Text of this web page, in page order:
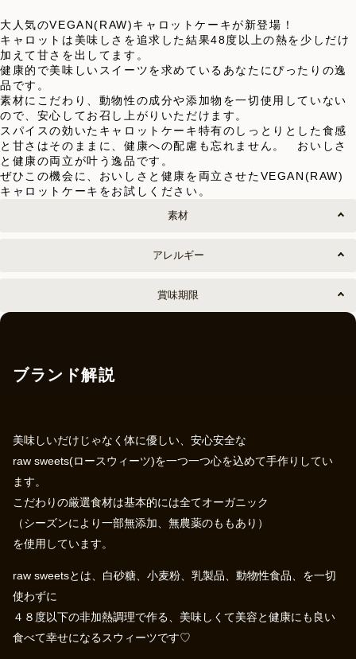
大人気のVEGAN(RAW)キャロットケーキが新登場！
キャロットは美味しさを追求した結果48度以上の熱を少しだけ
加えて甘さを出してます。
健康的で美味しいスイーツを求めているあなたにぴったりの逸
品です。
素材にこだわり、動物性の成分や添加物を一切使用していない
ので、安心してお召し上がりいただけます。
スパイスの効いたキャロットケーキ特有のしっとりとした食感
と甘さはそのままに、健康への配慮も忘れません。 おいしさ
と健康の両立が叶う逸品です。
ぜひこの機会に、おいしさと健康を両立させたVEGAN(RAW)
キャロットケーキをお試しください。
素材
アレルギー
賞味期限
ブランド解説
美味しいだけじゃなく体に優しい、安心安全な
raw sweets(ロースウィーツ)を一つ一つ心を込めて手作りしてい
ます。
こだわりの厳選食材は基本的には全てオーガニック
（シーズンにより一部無添加、無農薬のももあり）
を使用しています。
raw sweetsとは、白砂糖、小麦粉、乳製品、動物性食品、を一切
使わずに
４８度以下の非加熱調理で作る、美味しくて美容と健康にも良い
食べて幸せになるスウィーツです♡